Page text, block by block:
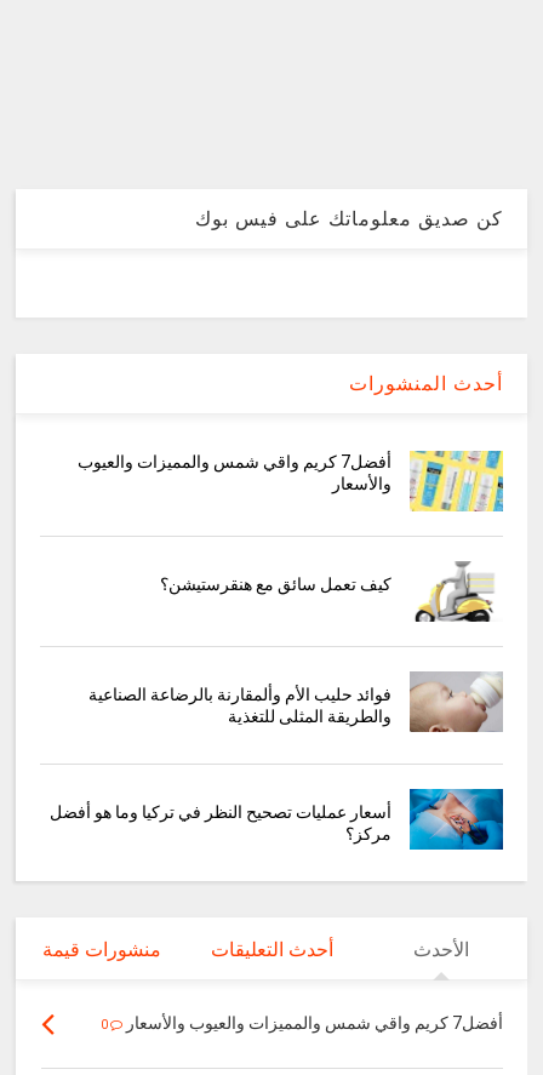
كن صديق معلوماتك على فيس بوك
أحدث المنشورات
أفضل7 كريم واقي شمس والمميزات والعيوب
والأسعار
كيف تعمل سائق مع هنقرستيشن؟
فوائد حليب الأم وألمقارنة بالرضاعة الصناعية
والطريقة المثلى للتغذية
أسعار عمليات تصحيح النظر في تركيا وما هو أفضل
مركز؟
الأحدث أحدث التعليقات منشورات قيمة
أفضل7 كريم واقي شمس والمميزات والعيوب والأسعار 0